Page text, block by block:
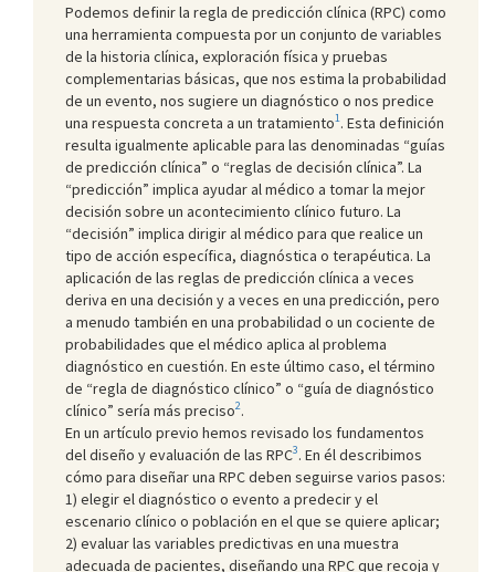
Podemos definir la regla de predicción clínica (RPC) como
una herramienta compuesta por un conjunto de variables
de la historia clínica, exploración física y pruebas
complementarias básicas, que nos estima la probabilidad
de un evento, nos sugiere un diagnóstico o nos predice
una respuesta concreta a un tratamiento1. Esta definición
resulta igualmente aplicable para las denominadas “guías
de predicción clínica” o “reglas de decisión clínica”. La
“predicción” implica ayudar al médico a tomar la mejor
decisión sobre un acontecimiento clínico futuro. La
“decisión” implica dirigir al médico para que realice un
tipo de acción específica, diagnóstica o terapéutica. La
aplicación de las reglas de predicción clínica a veces
deriva en una decisión y a veces en una predicción, pero
a menudo también en una probabilidad o un cociente de
probabilidades que el médico aplica al problema
diagnóstico en cuestión. En este último caso, el término
de “regla de diagnóstico clínico” o “guía de diagnóstico
clínico” sería más preciso2.
En un artículo previo hemos revisado los fundamentos
del diseño y evaluación de las RPC3. En él describimos
cómo para diseñar una RPC deben seguirse varios pasos:
1) elegir el diagnóstico o evento a predecir y el
escenario clínico o población en el que se quiere aplicar;
2) evaluar las variables predictivas en una muestra
adecuada de pacientes, diseñando una RPC que recoja y